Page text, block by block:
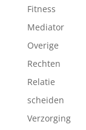
Fitness
Mediator
Overige
Rechten
Relatie
scheiden
Verzorging